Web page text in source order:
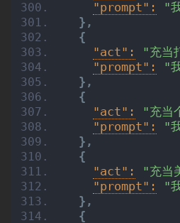
"prompt":
"
} ,
{
"act":
"充当
"prompt":
"
} ,
{
"act":
"充当
"prompt":
"
} ,
{
"act":
"充当
"prompt":
"
} ,
{